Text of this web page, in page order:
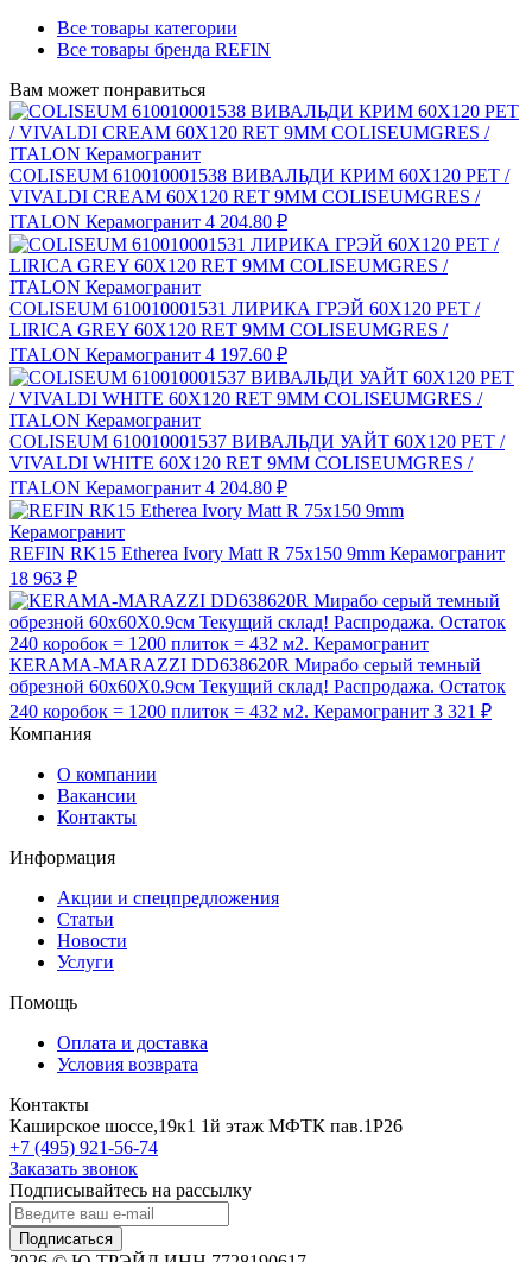
Все товары категории
Все товары бренда REFIN
Вам может понравиться
COLISEUM 610010001538 ВИВАЛЬДИ КРИМ 60X120 РЕТ /
VIVALDI CREAM 60X120 RET 9MM COLISEUMGRES /
ITALON Керамогранит 4 204.80 ₽
COLISEUM 610010001531 ЛИРИКА ГРЭЙ 60X120 РЕТ /
LIRICA GREY 60X120 RET 9MM COLISEUMGRES /
ITALON Керамогранит 4 197.60 ₽
COLISEUM 610010001537 ВИВАЛЬДИ УАЙТ 60X120 РЕТ /
VIVALDI WHITE 60X120 RET 9MM COLISEUMGRES /
ITALON Керамогранит 4 204.80 ₽
REFIN RK15 Etherea Ivory Matt R 75x150 9mm Керамогранит
18 963 ₽
КЕRAMA-MARAZZI DD638620R Мирабо серый темный
обрезной 60х60X0.9см Текущий склад! Распродажа. Остаток
240 коробок = 1200 плиток = 432 м2. Керамогранит 3 321 ₽
Компания
О компании
Вакансии
Контакты
Информация
Акции и спецпредложения
Статьи
Новости
Услуги
Помощь
Оплата и доставка
Условия возврата
Контакты
Каширское шоссе,19к1 1й этаж МФТК пав.1Р26
+7 (495) 921-56-74
Заказать звонок
Подписывайтесь на рассылку
Подписаться